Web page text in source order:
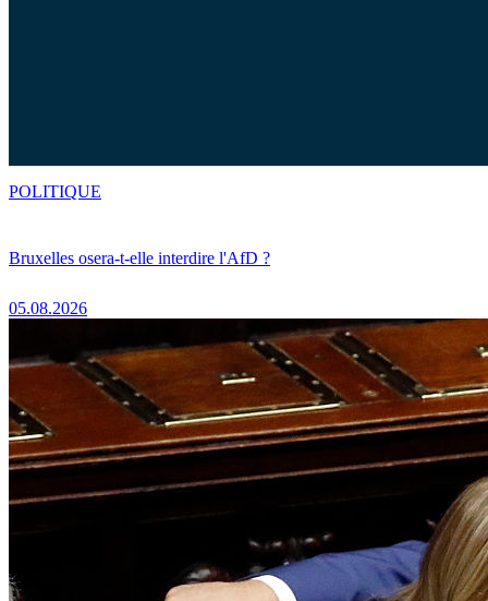
Bruxelles osera-t-elle interdire l'AfD ?
05.08.2026
POLITIQUE